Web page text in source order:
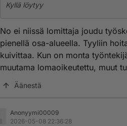
Kyllä löytyy
No ei niissä lomittaja joudu
pienellä osa-alueella. Tyyliin
kuivittaa. Kun on monta
muutama lomaoikeutettu, muut
Äänestä
Anonyymi00009
2026-05-08 22:36:28